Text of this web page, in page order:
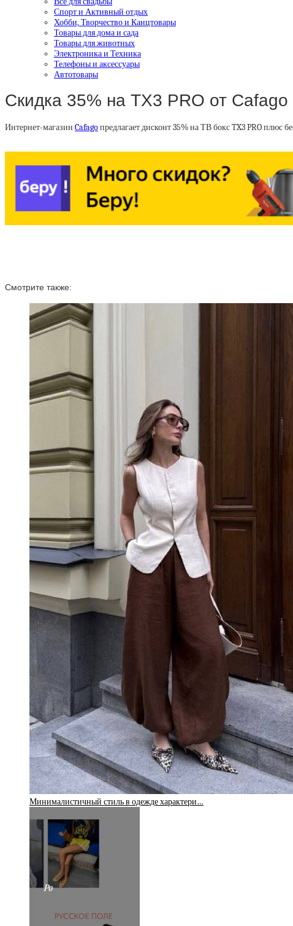
Спорт и Активный отдых
Хобби, Творчество и Канцтовары
Товары для дома и сада
Товары для животных
Электроника и Техника
Телефоны и аксессуары
Автотовары
Скидка 35% на TX3 PRO от Cafago
Интернет-магазин Cafagoпредлагает дисконт 35% на ТВ бокс TX3 PRO плюс
Смотрите также:
Минималистичный стиль в одежде характери…